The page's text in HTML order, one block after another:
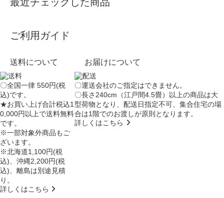
ご利用ガイド
送料について
〇全国一律 550円(税
込)です。
★お買い上げ合計税込1
0,000円以上で送料無料
です。
※一部対象外商品もご
ざいます。
※北海道1,100円(税
込)、沖縄2,200円(税
込)、離島は別途見積
り。
詳しくはこちら
お届けについて
〇運送会社のご指定はできません。
〇長さ240cm（江戸間4.5畳）以上の商品は大
型荷物となり、配送日指定不可 、集合住宅の場
合は1階でのお渡しが原則となります。
詳しくはこちら